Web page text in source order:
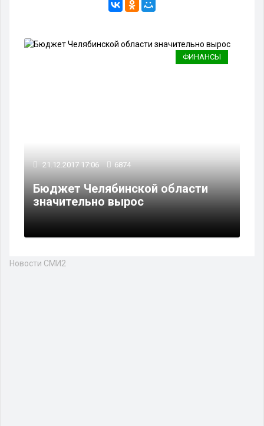
ФИНАНСЫ
21.12.2017 17:06 6874
Бюджет Челябинской области
значительно вырос
Новости СМИ2